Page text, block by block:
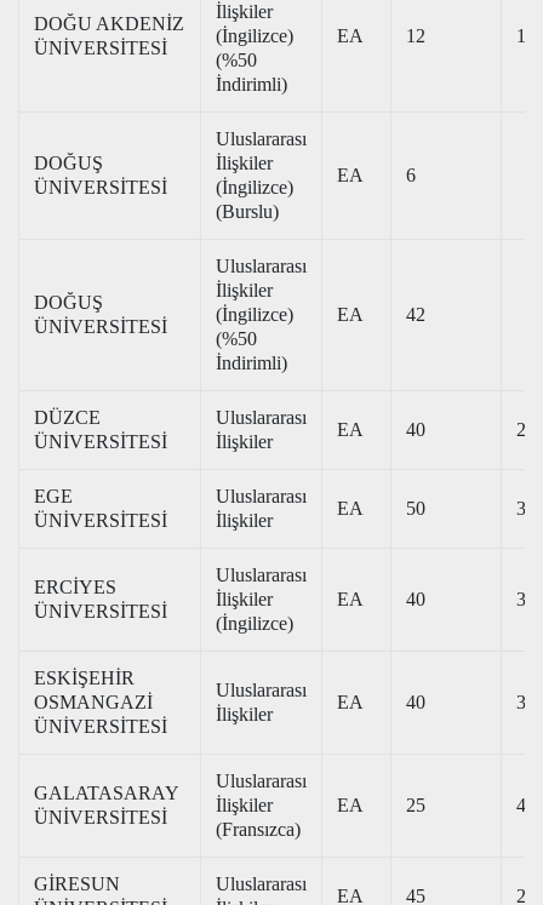
DOĞU AKDENİZ
ÜNİVERSİTESİ
İlişkiler
(İngilizce)
(%50
İndirimli)
EA 12
DOĞUŞ
ÜNİVERSİTESİ
Uluslararası
İlişkiler
(İngilizce)
(Burslu)
EA 6
DOĞUŞ
ÜNİVERSİTESİ
Uluslararası
İlişkiler
(İngilizce)
(%50
İndirimli)
EA 42
DÜZCE
ÜNİVERSİTESİ
Uluslararası
İlişkiler
EA 40
EGE
ÜNİVERSİTESİ
Uluslararası
İlişkiler
EA 50
ERCİYES
ÜNİVERSİTESİ
Uluslararası
İlişkiler
(İngilizce)
EA 40
ESKİŞEHİR
OSMANGAZİ
ÜNİVERSİTESİ
Uluslararası
İlişkiler
EA 40
GALATASARAY
ÜNİVERSİTESİ
Uluslararası
İlişkiler
(Fransızca)
EA 25
GİRESUN
Uluslararası
EA 45